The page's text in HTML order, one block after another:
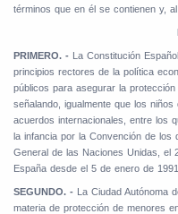
términos que en él se contienen y, al
PRIMERO. -
La Constitución
principios rectores de la política
públicos para asegurar la
señalando, igualmente que los
acuerdos internacionales, entre los
la infancia por la Convención de los
General de las Naciones Unidas, el
España desde el 5 de enero de 1991.
SEGUNDO. -
La Ciudad Autónoma
materia de protección de menores